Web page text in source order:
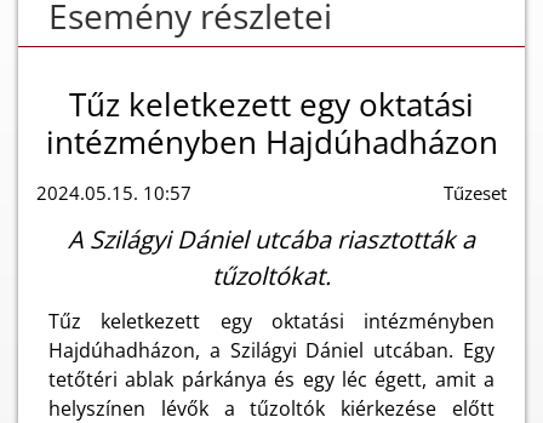
Esemény részletei
Tűz keletkezett egy oktatási
intézményben Hajdúhadházon
2024.05.15. 10:57 Tűzeset
A Szilágyi Dániel utcába riasztották a
tűzoltókat.
Tűz keletkezett egy oktatási intézményben
Hajdúhadházon, a Szilágyi Dániel utcában. Egy
tetőtéri ablak párkánya és egy léc égett, amit a
helyszínen lévők a tűzoltók kiérkezése előtt